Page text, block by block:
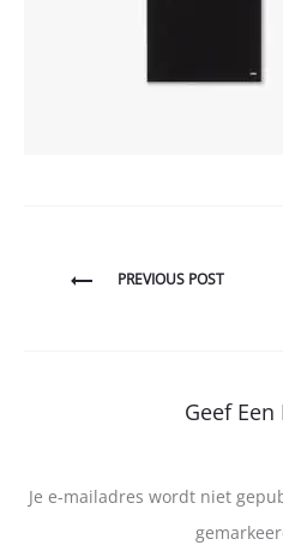
BerichtPREVIOUS POST
Geef Een
Je e-mailadres wordt niet